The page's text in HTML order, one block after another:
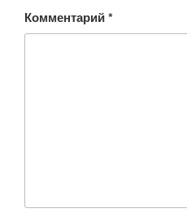
Комментарий*